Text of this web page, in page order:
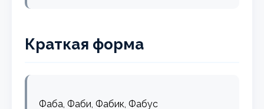
Краткая форма
Фаба, Фаби, Фабик, Фабус